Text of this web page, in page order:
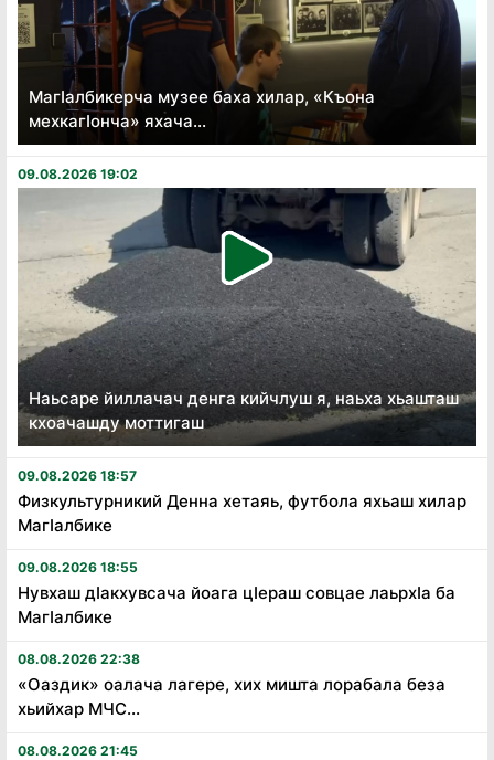
Магӏалбикерча музее баха хилар, «Къона
мехкагӏонча» яхача...
09.08.2026 19:02
Наьсаре йиллачач денга кийчлуш я, наьха хьашташ
кхоачашду моттигаш
09.08.2026 18:57
Физкультурникий Денна хетаяь, футбола яхьаш хилар
Магӏалбике
09.08.2026 18:55
Нувхаш дӏакхувсача йоага цӏераш совцае лаьрхӏа ба
Магӏалбике
08.08.2026 22:38
«Оаздик» оалача лагере, хих мишта лорабала беза
хьийхар МЧС...
08.08.2026 21:45